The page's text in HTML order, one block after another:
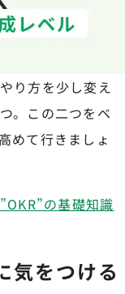
り方を少し変え
。この二つをベ
めて行きましょ
の基礎知識
気をつける